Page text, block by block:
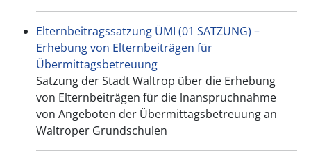
Elternbeitragssatzung ÜMI (01 SATZUNG) –
Erhebung von Elternbeiträgen für
Übermittagsbetreuung
Satzung der Stadt Waltrop über die Erhebung
von Elternbeiträgen für die lnanspruchnahme
von Angeboten der Übermittagsbetreuung an
Waltroper Grundschulen